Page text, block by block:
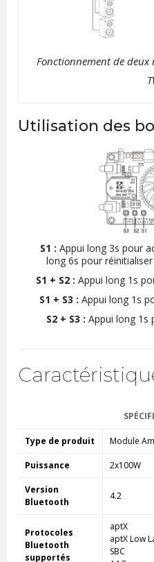
Fonctionnement de deux
Utilisation des
S1 : Appui long 3s pour
long 6s pour
S1 + S2 : Appui long 1s
S1 + S3 : Appui long 1s
S2 + S3 : Appui long 1s
Type de produit Module
Puissance 2x100W
Version
Bluetooth
4.2
Protocoles
Bluetooth
supportés
aptX
aptX Low
SBC